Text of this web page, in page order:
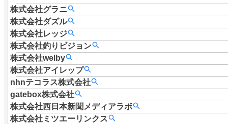
株式会社グラニ
株式会社ダズル
株式会社レッジ
株式会社釣りビジョン
株式会社welby
株式会社アイレップ
nhnテコラス株式会社
gatebox株式会社
株式会社西日本新聞メディアラボ
株式会社ミツエーリンクス